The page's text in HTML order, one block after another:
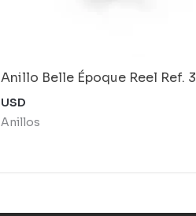
Anillo Belle Époque Reel Ref. 3
USD
Anillos